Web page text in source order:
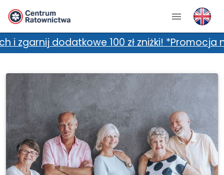
dodatkowe 100 zł zniżki! *Promocja nie